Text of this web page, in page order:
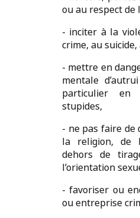
ou au respect de
- inciter à la
crime, au
- mettre en
mentale
particulier en
stupides,
- ne pas faire de
la religion, de
dehors de
l’orientation
- favoriser ou
ou entreprise